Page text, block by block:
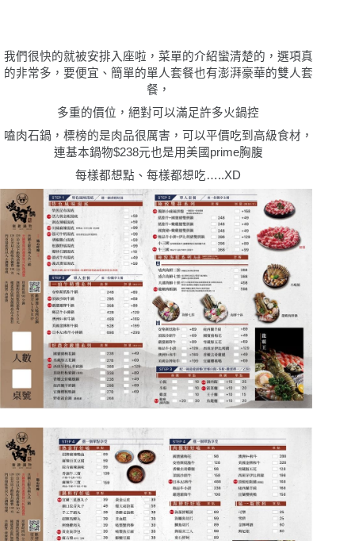
我們很快的就被安排入座啦，菜單的介紹蠻清楚的，選項真
的非常多，要便宜、簡單的單人套餐也有澎湃豪華的雙人套
餐，
多重的價位，絕對可以滿足許多火鍋控
嗑肉石鍋，標榜的是肉品很厲害，可以平價吃到高級食材，
連基本鍋物$238元也是用美國prime胸腹
每樣都想點、每樣都想吃…..XD